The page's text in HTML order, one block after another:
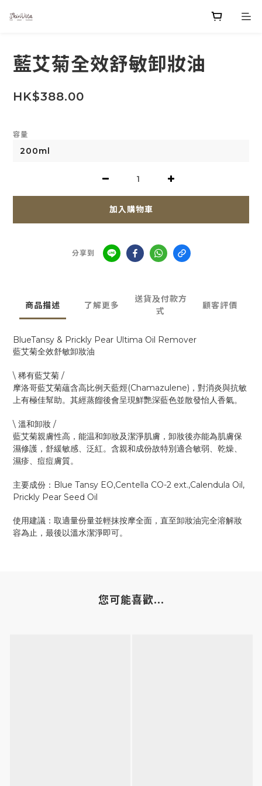
藍艾菊全效舒敏卸妝油
HK$388.00
容量
加入購物車
分享到
商品描述 了解更多
送貨及付款方
式
顧客評價
BlueTansy & Prickly Pear Ultima Oil Remover
藍艾菊全效舒敏卸妝油
\ 稀有藍艾菊 /
摩洛哥藍艾菊蘊含高比例天藍烴 (Chamazulene) ，對消炎與抗敏
上有極佳幫助。其經蒸餾後會呈現鮮艷深藍色並散發怡人香氣。
\ 溫和卸妝 /
藍艾菊親膚性高，能温和卸妝及潔淨肌膚，卸妝後亦能為肌膚保
濕修護，舒緩敏感、泛紅。含親和成份故特別適合敏弱、乾燥、
濕疹、痘痘膚質。
主要成份： Blue Tansy EO,Centella CO-2 ext.,Calendula Oil,
Prickly Pear Seed Oil
使用建議： 取適量份量並輕抹按摩全面，直至卸妝油完全溶解妝
容為止，最後以溫水潔淨即可。
您可能喜歡...